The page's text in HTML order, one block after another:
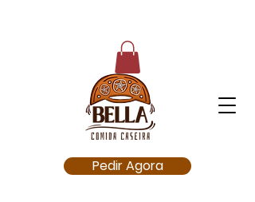
Pedir Agora